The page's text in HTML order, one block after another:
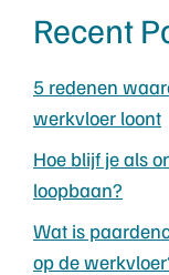
Recent
5 redenen
werkvloer loont
Hoe blijf je als
loopbaan?
Wat is
op de